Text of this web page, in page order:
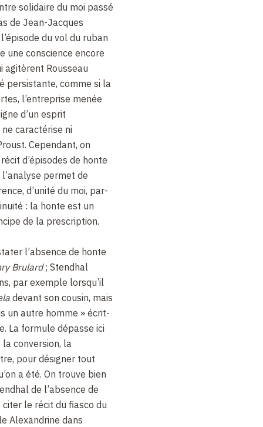
solidaire du moi passé
de Jean-Jacques
du vol du ruban
une conscience encore
agitèrent Rousseau
persistante, comme si la
l’entreprise menée
d’un esprit
caractérise ni
Cependant, on
d’épisodes de honte
permet de
d’unité du moi, par-
: la honte est un
de la prescription.
l’absence de honte
Brulard; Stendhal
par exemple lorsqu’il
devant son cousin, mais
un autre homme » écrit-
La formule dépasse ici
conversion, la
pour désigner tout
a été. On trouve bien
de l’absence de
le récit du fiasco du
Alexandrine dans